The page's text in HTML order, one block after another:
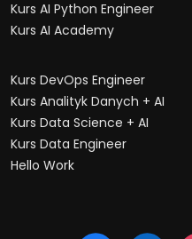
Kurs AI Python Engineer
Kurs AI Academy
Kurs DevOps Engineer
Kurs Analityk Danych + AI
Kurs Data Science + AI
Kurs Data Engineer
Hello Work